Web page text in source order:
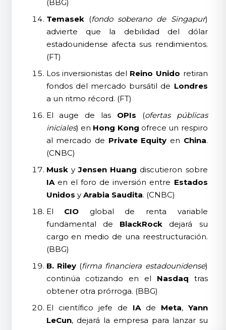
(BBG)
Temasek(fondo soberano de Singapur)
advierte que la debilidad del dólar
estadounidense afecta sus rendimientos.
(FT)
Los inversionistas del Reino Unido retiran
fondos del mercado bursátil de Londres
a un ritmo récord. (FT)
El auge de las OPIs (ofertas públicas
iniciales) en Hong Kong ofrece un respiro
al mercado de Private Equity en China.
(CNBC)
MuskyJensen Huang discutieron sobre
IAen el foro de inversión entre Estados
Unidos y Arabia Saudita. (CNBC)
El CIO global de renta variable
fundamental de BlackRock dejará su
cargo en medio de una reestructuración.
(BBG)
B. Riley(firma financiera estadounidense)
continúa cotizando en el Nasdaq tras
obtener otra prórroga. (BBG)
El científico jefe de IAde Meta, Yann
LeCun, dejará la empresa para lanzar su